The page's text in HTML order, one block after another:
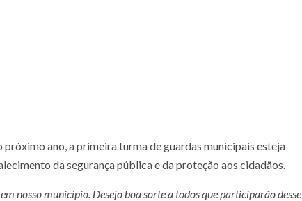
ano, a primeira turma de guardas municipais esteja
da segurança pública e da proteção aos cidadãos.
nosso município. Desejo boa sorte a todos que participarão desse